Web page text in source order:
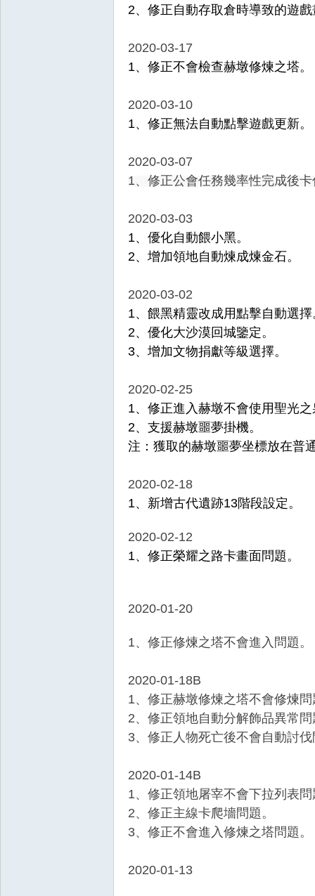
2、修正自動存取倉時導致的遊
2020-03-17
1、修正不會檢查赫墩修煉之塔。
2020-03-10
1、修正無法自動點擊遊戲更新。
2020-03-07
1、修正公會任務幾率性完成後
2020-03-03
1、優化自動餵小黑。
2、增加領地自動煉成煉金石。
2020-03-02
1、餵黑精靈改成用點擊自動選擇
2、優化大沙漠回城鑒定。
3、增加文物捐獻等級選擇。
2020-02-25
1、修正進入赫墩不會使用聖光
2、支援赫墩噩夢掛機。
注：獲取的赫墩噩夢坐標放在普
2020-02-18
1、新增古代遺跡13階段設定。
2020-02-12
1、修正榮耀之路卡畫面問題。
2020-01-20
1、修正修煉之塔不會進入問題。
2020-01-18B
1、修正赫墩修煉之塔不會修煉
2、修正領地自動分解飾品異常
3、修正人物死亡後不會自動討
2020-01-14B
1、修正領地屠宰不會下拉列表
2、修正主線卡爬墻問題。
3、修正不會進入修煉之塔問題。
2020-01-13